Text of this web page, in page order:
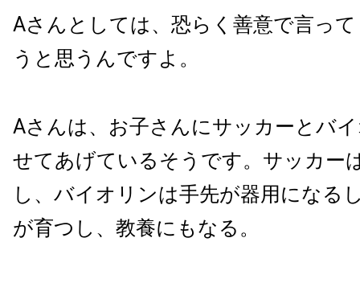
Aさんとしては、恐らく善意で言っ
うと思うんですよ。
Aさんは、お子さんにサッカーとバ
せてあげているそうです。サッカー
し、バイオリンは手先が器用になる
が育つし、教養にもなる。